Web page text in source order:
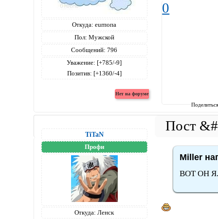
Откуда: eurпопа
Пол: Мужской
Сообщений: 796
Уважение: [+785/-9]
Позитив: [+1360/-4]
0
TiTaN
Профи
Откуда: Ленск
Miller
ВОТ ОН Я.